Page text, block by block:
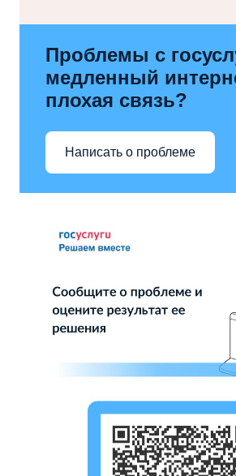
Проблемы с
медленный
плохая связь?
Написать о проблеме